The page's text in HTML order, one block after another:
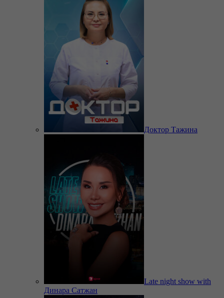
Доктор Тажина
Late night show with
Динара Сатжан